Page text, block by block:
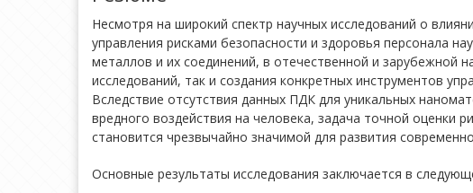
Несмотря на широкий спектр научных исследований о
управления рисками безопасности и здоровья персонала
металлов и их соединений, в отечественной и зарубежной
исследований, так и создания конкретных инструментов
Вследствие отсутствия данных ПДК для уникальных
вредного воздействия на человека, задача точной оценки
становится чрезвычайно значимой для развития
Основные результаты исследования заключается в